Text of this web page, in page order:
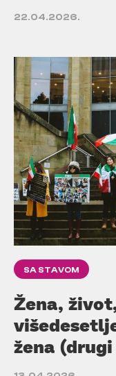
22.04.2026.
SA STAVOM
Žena,
žena